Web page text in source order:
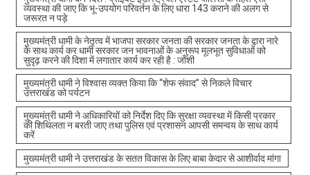
व्यवस्था की जाए कि भू-उपयोग परिवर्तन के लिए धारा 143 कराने की अलग से
जरूरत न पड़े
मुख्यमंत्री धामी के नेतृत्व में भाजपा सरकार जनता की सरकार जनता के द्वारा नारे
के साथ कार्य कर धामी सरकार जन भावनाओं के अनुरूप मूलभूत सुविधाओं को
सुदृढ़ करने की दिशा में लगातार कार्य कर रही है : जोशी
मुख्यमंत्री धामी ने विश्वास व्यक्त किया कि “शेफ संवाद” से निकले विचार
उत्तराखंड को पर्यटन
मुख्यमंत्री धामी ने अधिकारियों को निर्देश दिए कि सुरक्षा व्यवस्था में किसी प्रकार
की शिथिलता न बरती जाए तथा पुलिस एवं प्रशासन आपसी समन्वय के साथ कार्य
करें
मुख्यमंत्री धामी ने उत्तराखंड के सतत विकास के लिए बाबा केदार से आशीर्वाद मांगा